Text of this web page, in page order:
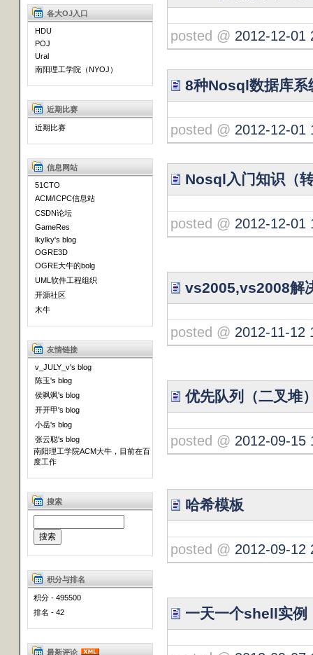
各大OJ入口
HDU
POJ
Ural
南阳理工学院（NYOJ）
近期比赛
近期比赛
信息网站
51CTO
ACM/ICPC信息站
CSDN论坛
GameRes
lkylky's blog
OGRE3D
OGRE大牛的bolg
UML软件工程组织
开源社区
木牛
友情链接
v_JULY_v's blog
陈玉's blog
侯飒飒's blog
开开甲's blog
小岳's blog
张云聪's blog
南阳理工学院ACM大牛，目前在百
度工作
搜索
积分与排名
积分 - 495500
排名 - 42
最新评论
posted @ 2012-12-01
8种Nosql数据库系
posted @ 2012-12-01
Nosql入门知识（
posted @ 2012-12-01
vs2005,vs2008解
posted @ 2012-11-12
优先队列（二叉堆
posted @ 2012-09-15
哈希模板
posted @ 2012-09-12
一天一个shell实例